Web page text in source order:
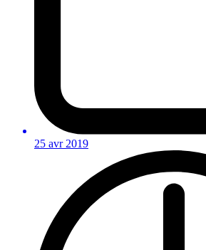
25 avr 2019